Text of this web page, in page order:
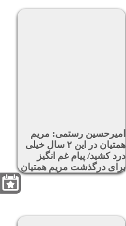
امیرحسین رستمی: مریم
همتیان در این ۲ سال خیلی
درد کشید/ پیام غم انگیز
برای درگذشت مریم همتیان